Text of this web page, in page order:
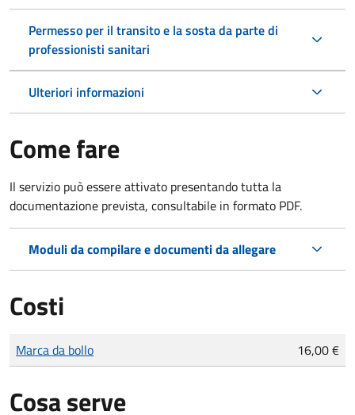
Permesso per il transito e la sosta da parte di
professionisti sanitari
Ulteriori informazioni
Come fare
Il servizio può essere attivato presentando tutta la
documentazione prevista, consultabile in formato PDF.
Moduli da compilare e documenti da allegare
Costi
Tipo di pagamento
Importo
Marca da bollo 16,00 €
Cosa serve